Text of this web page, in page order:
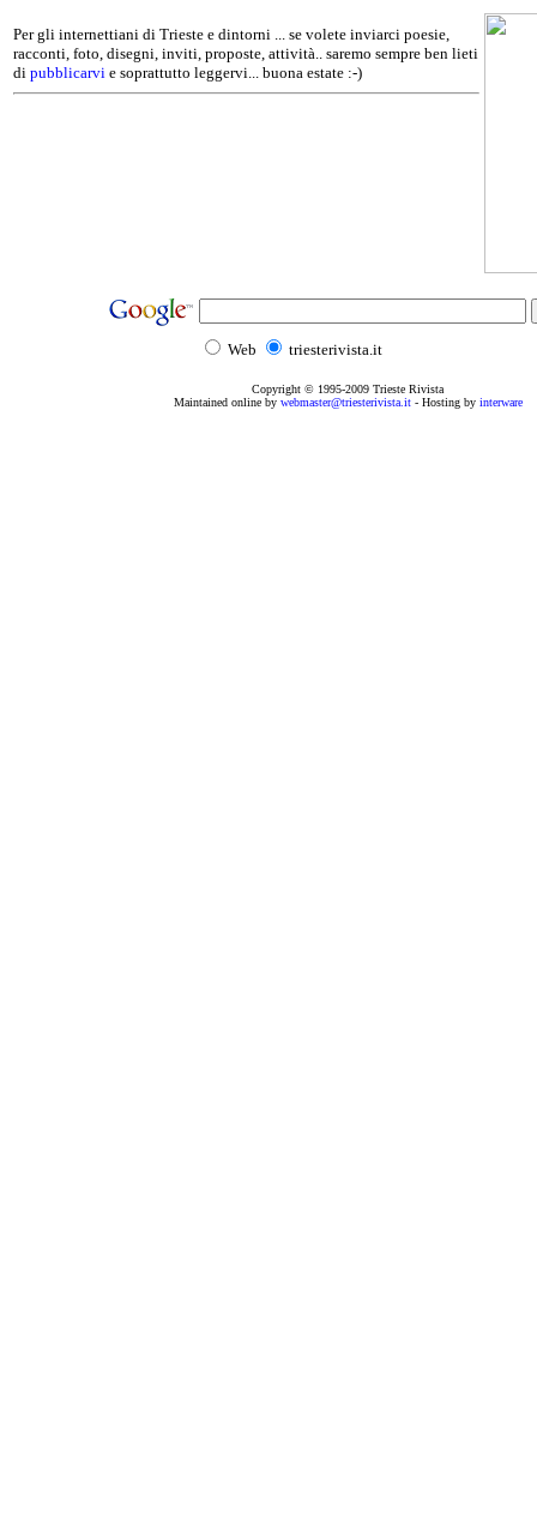
Per gli internettiani di Trieste e dintorni ... se volete inviarci poesie,
racconti, foto, disegni, inviti, proposte, attività.. saremo sempre ben lieti
di pubblicarvi e soprattutto leggervi... buona estate :-)
Web triesterivista.it
Copyright © 1995-2009 Trieste Rivista
Maintained online by webmaster@triesterivista.it- Hosting by interware